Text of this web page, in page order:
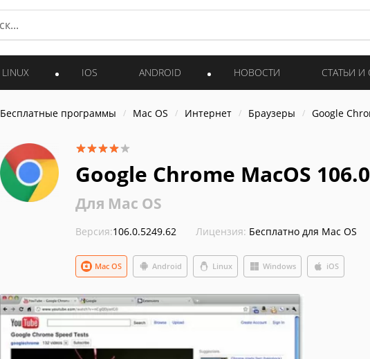
LINUX IOS ANDROID НОВОСТИ СТАТЬИ
Бесплатные программы Mac OS Интернет Браузеры Google
Google Chrome MacOS
Для Mac OS
Версия:106.0.5249.62 Лицензия: Бесплатно для Mac OS
Android
Mac OS Linux Windows iOS